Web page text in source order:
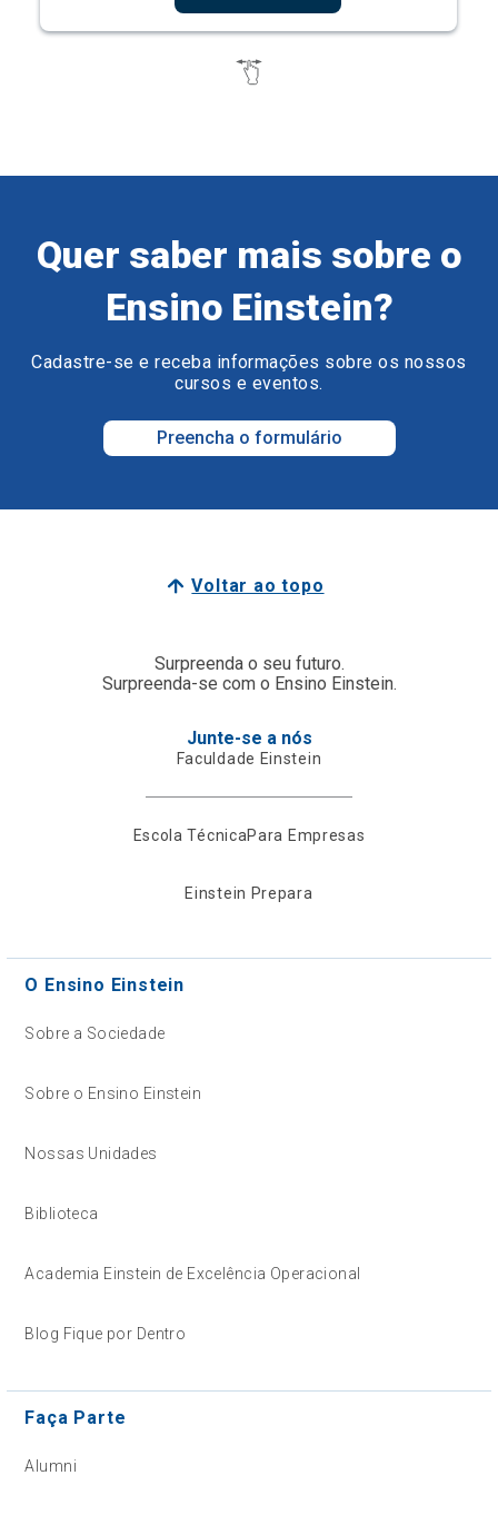
Quer saber mais sobre o
Ensino Einstein?
Cadastre-se e receba informações sobre os nossos
cursos e eventos.
Preencha o formulário
Voltar ao topo
Surpreenda o seu futuro.
Surpreenda-se com o Ensino Einstein.
Junte-se a nós
Faculdade Einstein
Escola TécnicaPara Empresas
Einstein Prepara
O Ensino Einstein
Sobre a Sociedade
Sobre o Ensino Einstein
Nossas Unidades
Biblioteca
Academia Einstein de Excelência Operacional
Blog Fique por Dentro
Faça Parte
Alumni